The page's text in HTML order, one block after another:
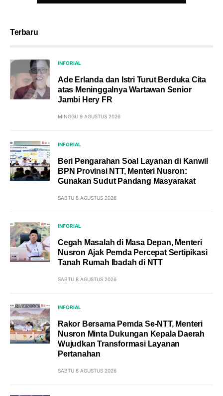
Terbaru
INFORIAL
Ade Erlanda dan Istri Turut Berduka Cita
atas Meninggalnya Wartawan Senior
Jambi Hery FR
MINGGU 9 AGUSTUS 2026
INFORIAL
Beri Pengarahan Soal Layanan di Kanwil
BPN Provinsi NTT, Menteri Nusron:
Gunakan Sudut Pandang Masyarakat
SABTU 8 AGUSTUS 2026
INFORIAL
Cegah Masalah di Masa Depan, Menteri
Nusron Ajak Pemda Percepat Sertipikasi
Tanah Rumah Ibadah di NTT
SABTU 8 AGUSTUS 2026
INFORIAL
Rakor Bersama Pemda Se-NTT, Menteri
Nusron Minta Dukungan Kepala Daerah
Wujudkan Transformasi Layanan
Pertanahan
SABTU 8 AGUSTUS 2026